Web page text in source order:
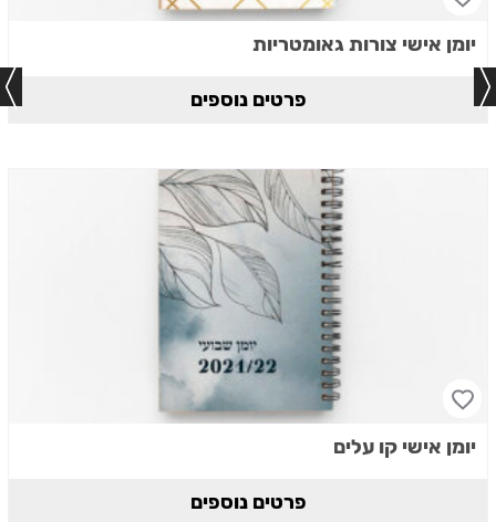
יומן אישי צורות גאומטריות
פרטים נוספים
יומן אישי קו עלים
פרטים נוספים